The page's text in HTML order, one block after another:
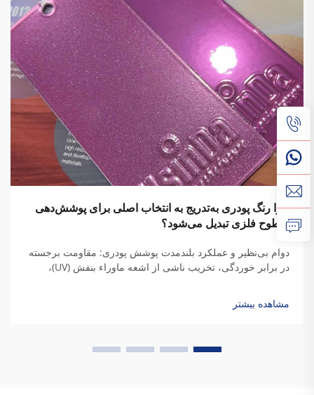
چرا رنگ پودری به‌تدریج به انتخاب اصلی برای پوشش‌دهی
سطوح فلزی تبدیل می‌شود؟
دوام بی‌نظیر و عملکرد بلندمدت پوشش پودری: مقاومت برجسته
در برابر خوردگی، تخریب ناشی از اشعه ماوراء بنفش (UV)،
محافظتی پوشش پودری از ترکیب ویژه پلیمرهای ترموست آن
ناشی می‌شود. روش‌های سنتی...
مشاهده بیشتر